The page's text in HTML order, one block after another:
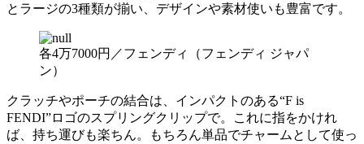
とラージの3種類が揃い、デザインや素材使いも豊富です。
各4万7000円／フェンディ（フェンディ ジャパ
ン）
クラッチやポーチの結合は、インパクトのある“F is
FENDI”ロゴのスプリングクリップで。これに指をかけれ
ば、持ち運びも楽ちん。もちろん単品でチャームとして使っ